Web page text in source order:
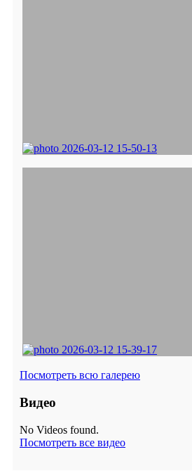
Посмотреть всю галерею
Видео
No Videos found.
Посмотреть все видео